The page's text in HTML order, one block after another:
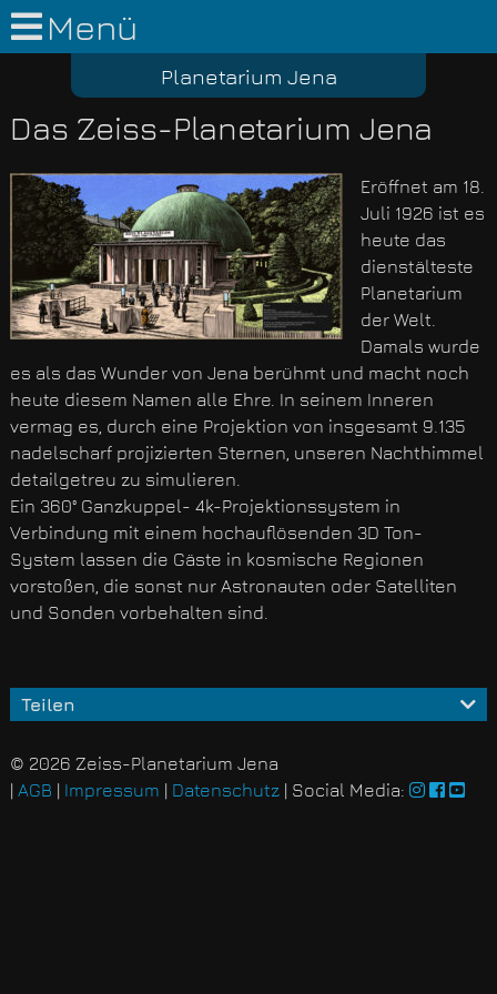
Menü
Planetarium Jena
Das Zeiss-Planetarium Jena
Eröffnet am 18.
Juli 1926 ist es
heute das
dienstälteste
Planetarium
der Welt.
Damals wurde
es als das Wunder von Jena berühmt und macht noch
heute diesem Namen alle Ehre. In seinem Inneren
vermag es, durch eine Projektion von insgesamt 9.135
nadelscharf projizierten Sternen, unseren Nachthimmel
detailgetreu zu simulieren.
Ein 360° Ganzkuppel- 4k-Projektionssystem in
Verbindung mit einem hochauflösenden 3D Ton-
System lassen die Gäste in kosmische Regionen
vorstoßen, die sonst nur Astronauten oder Satelliten
und Sonden vorbehalten sind.
Teilen
© 2026 Zeiss-Planetarium Jena
| AGB | Impressum | Datenschutz | Social Media: